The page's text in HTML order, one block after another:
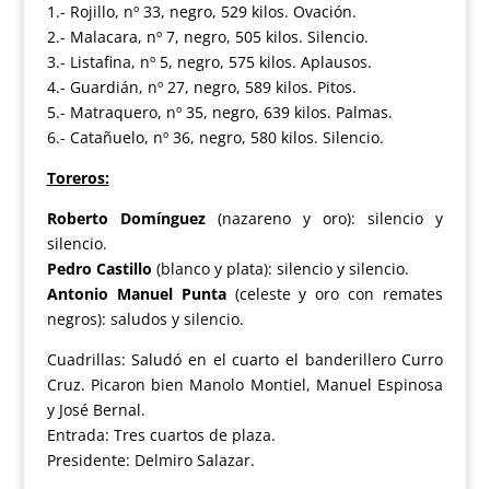
1.- Rojillo, nº 33, negro, 529 kilos. Ovación.
2.- Malacara, nº 7, negro, 505 kilos. Silencio.
3.- Listafina, nº 5, negro, 575 kilos. Aplausos.
4.- Guardián, nº 27, negro, 589 kilos. Pitos.
5.- Matraquero, nº 35, negro, 639 kilos. Palmas.
6.- Catañuelo, nº 36, negro, 580 kilos. Silencio.
Toreros:
Roberto Domínguez(nazareno y oro): silencio y
silencio.
Pedro Castillo (blanco y plata): silencio y silencio.
Antonio Manuel Punta(celeste y oro con remates
negros): saludos y silencio.
Cuadrillas: Saludó en el cuarto el banderillero Curro
Cruz. Picaron bien Manolo Montiel, Manuel Espinosa
y José Bernal.
Entrada: Tres cuartos de plaza.
Presidente: Delmiro Salazar.